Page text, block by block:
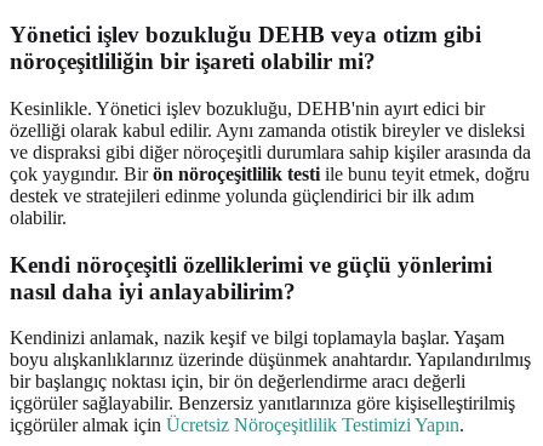
Yönetici işlev bozukluğu DEHB veya otizm gibi
nöroçeşitliliğin bir işareti olabilir mi?
Kesinlikle. Yönetici işlev bozukluğu, DEHB'nin ayırt edici bir
özelliği olarak kabul edilir. Aynı zamanda otistik bireyler ve disleksi
ve dispraksi gibi diğer nöroçeşitli durumlara sahip kişiler arasında da
çok yaygındır. Birön nöroçeşitlilik testi ile bunu teyit etmek, doğru
destek ve stratejileri edinme yolunda güçlendirici bir ilk adım
olabilir.
Kendi nöroçeşitli özelliklerimi ve güçlü yönlerimi
nasıl daha iyi anlayabilirim?
Kendinizi anlamak, nazik keşif ve bilgi toplamayla başlar. Yaşam
boyu alışkanlıklarınız üzerinde düşünmek anahtardır. Yapılandırılmış
bir başlangıç noktası için, bir ön değerlendirme aracı değerli
içgörüler sağlayabilir. Benzersiz yanıtlarınıza göre kişiselleştirilmiş
içgörüler almak için Ücretsiz Nöroçeşitlilik Testimizi Yapın.